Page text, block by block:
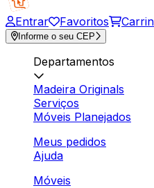
Entrar Favoritos
Informe o seu CEP
Departamentos
Madeira Originals
Serviços
Móveis Planejados
Meus pedidos
Ajuda
Móveis